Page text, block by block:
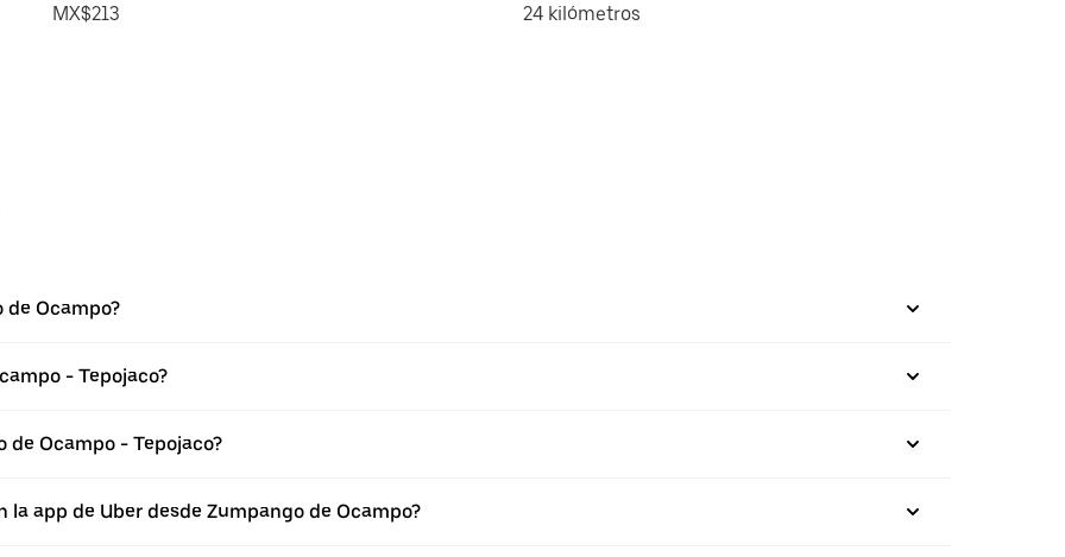
MX$213 24 kilómetros
de Ocampo?
- Tepojaco?
Ocampo - Tepojaco?
app de Uber desde Zumpango de Ocampo?